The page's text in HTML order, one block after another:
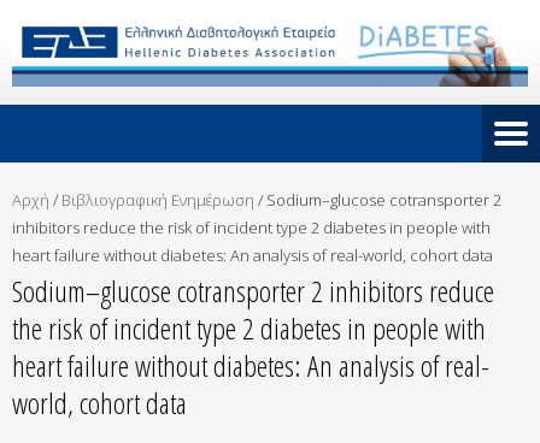
Αρχή / Βιβλιογραφική Ενημέρωση / Sodium–glucose cotransporter 2
inhibitors reduce the risk of incident type 2 diabetes in people with
heart failure without diabetes: An analysis of real-world, cohort data
Sodium–glucose cotransporter 2 inhibitors reduce
the risk of incident type 2 diabetes in people with
heart failure without diabetes: An analysis of real-
world, cohort data